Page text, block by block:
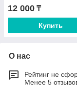
12 000 ₸
Купить
О нас
Рейтинг не
Менее 5